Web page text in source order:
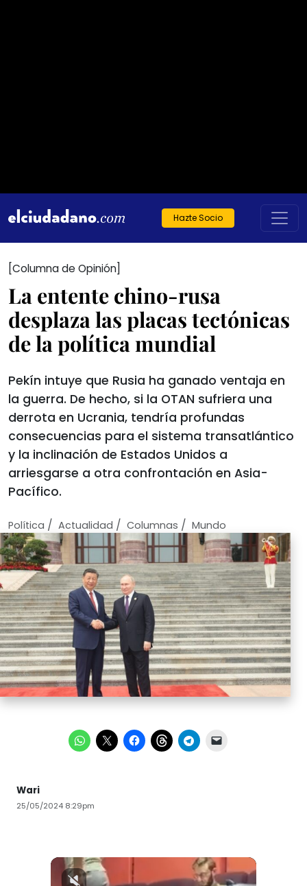
Hazte Socio
[Columna de Opinión]
La entente chino-rusa
desplaza las placas tectónicas
de la política mundial
Pekín intuye que Rusia ha ganado ventaja en
la guerra. De hecho, si la OTAN sufriera una
derrota en Ucrania, tendría profundas
consecuencias para el sistema transatlántico
y la inclinación de Estados Unidos a
arriesgarse a otra confrontación en Asia-
Pacífico.
Política / Actualidad / Columnas / Mundo
Wari
25/05/2024 8:29pm